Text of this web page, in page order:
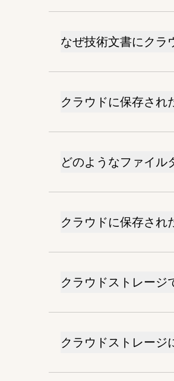
なぜ技術文書にクラ
クラウドに保存され
どのようなファイル
クラウドに保存され
クラウドストレージ
クラウドストレージ